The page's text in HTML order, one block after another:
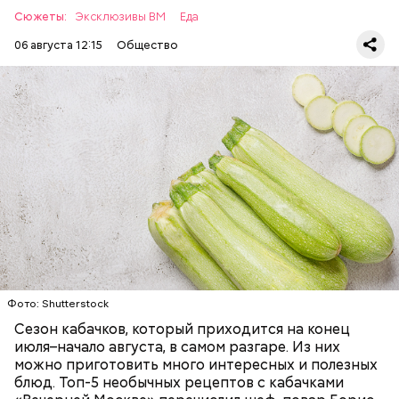
Сюжеты: Эксклюзивы ВМ
Еда
06 августа 12:15
Общество
Фото: Shutterstock
Сезон кабачков, который приходится на конец
июля–начало августа, в самом разгаре. Из них
можно приготовить много интересных и полезных
блюд. Топ-5 необычных рецептов с кабачками
Ингредиенты:
ЕДА ОВОЩИ РЕЦЕПТЫ
Фото: Shutterstock
— Наиболее распространенные борщ, щи, котлеты,
салаты, лаваш с творогом и сыром, пироги, омлет,
запеканка. Щавеля там везде используется
немного, поэтому никакого вреда от него не будет.
Чем разнообразнее рацион питания человека, тем
лучше. Потому что это исключает вероятность
возникновения дефицитов микроэлементов, —
заверил специалист.